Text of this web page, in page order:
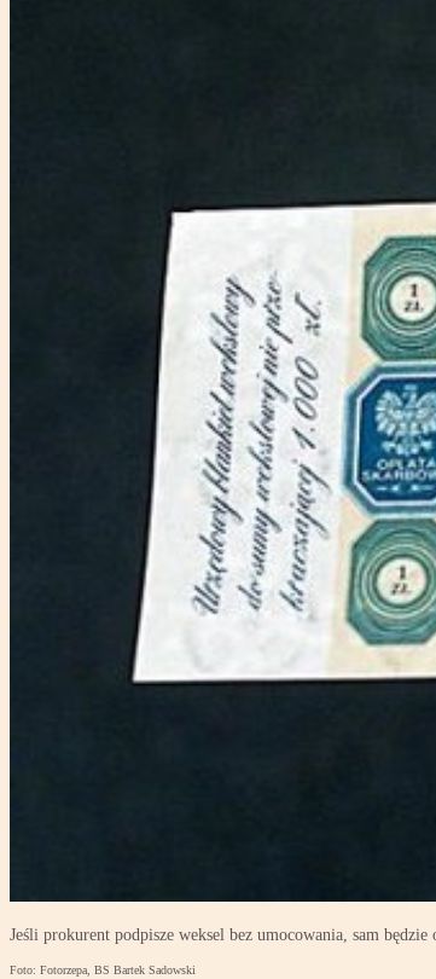
Jeśli prokurent podpisze weksel bez umocowania, sam będzie
Foto: Fotorzepa, BS Bartek Sadowski